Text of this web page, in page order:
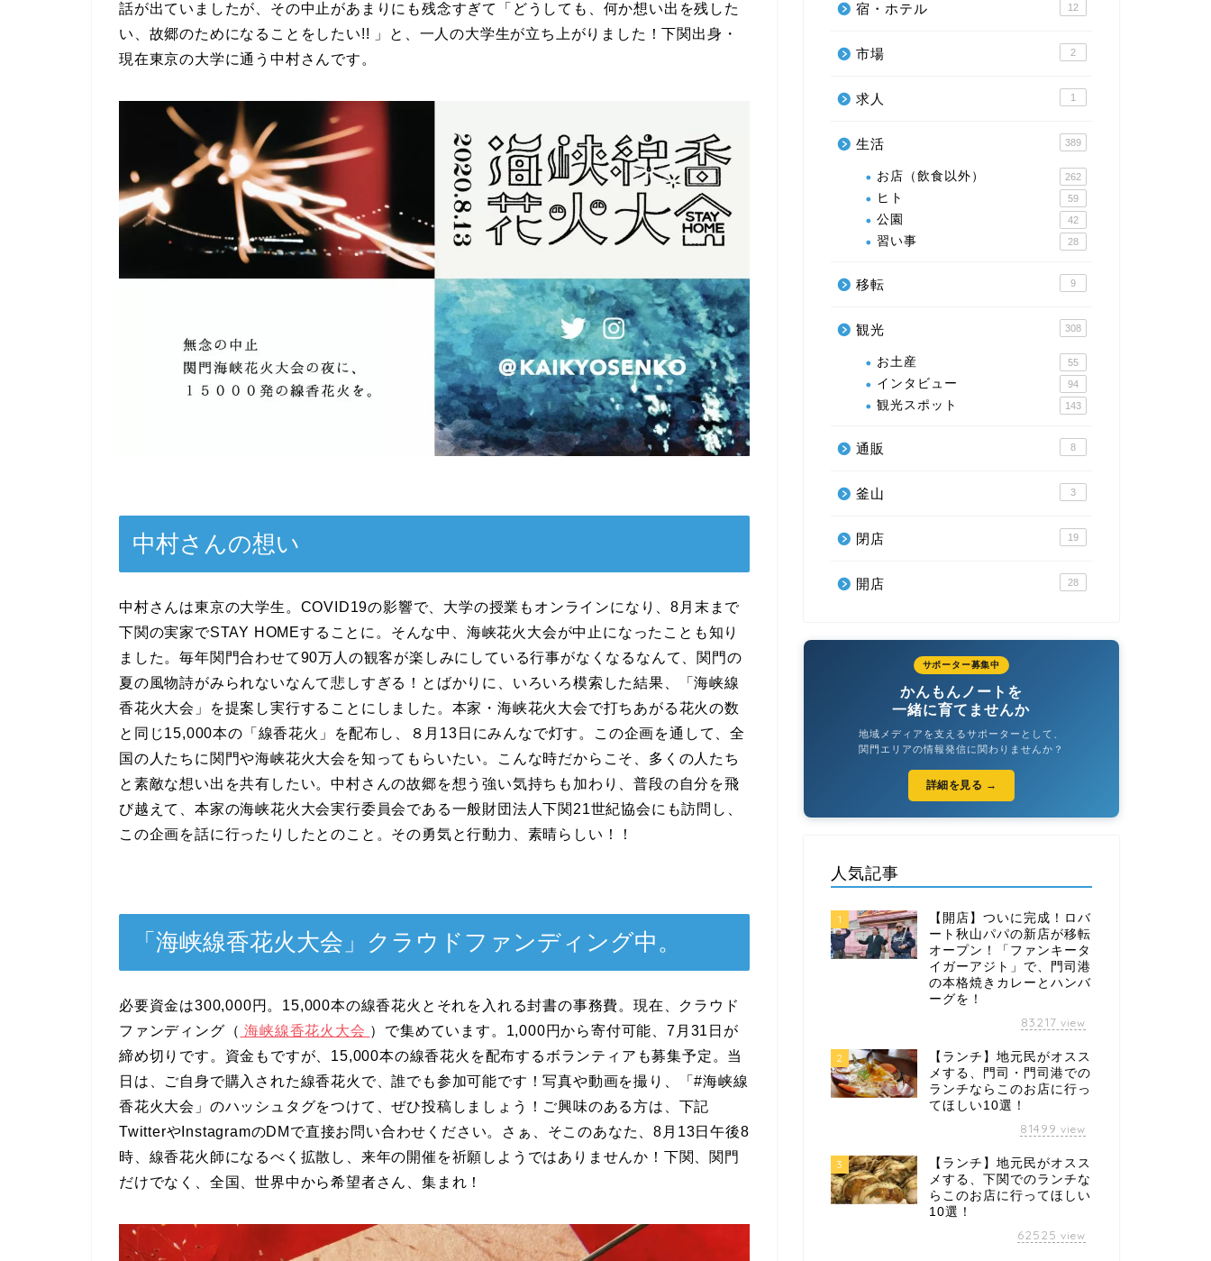
話が出ていましたが、その中止があまりにも残念すぎて「どうしても、何か想い出を残した
い、故郷のためになることをしたい!! 」と、一人の大学生が立ち上がりました！下関出身・
現在東京の大学に通う中村さんです。
中村さんの想い
中村さんは東京の大学生。COVID19の影響で、大学の授業もオンラインになり、8月末まで
下関の実家でSTAY HOMEすることに。そんな中、海峡花火大会が中止になったことも知り
ました。毎年関門合わせて90万人の観客が楽しみにしている行事がなくなるなんて、関門の
夏の風物詩がみられないなんて悲しすぎる！とばかりに、いろいろ模索した結果、「海峡線
香花火大会」を提案し実行することにしました。本家・海峡花火大会で打ちあがる花火の数
と同じ15,000本の「線香花火」を配布し、８月13日にみんなで灯す。この企画を通して、全
国の人たちに関門や海峡花火大会を知ってもらいたい。こんな時だからこそ、多くの人たち
と素敵な想い出を共有したい。中村さんの故郷を想う強い気持ちも加わり、普段の自分を飛
び越えて、本家の海峡花火大会実行委員会である一般財団法人下関21世紀協会にも訪問し、
この企画を話に行ったりしたとのこと。その勇気と行動力、素晴らしい！！
「海峡線香花火大会」クラウドファンディング中。
必要資金は300,000円。15,000本の線香花火とそれを入れる封書の事務費。現在、クラウド
ファンディング（ 海峡線香花火大会 ）で集めています。1,000円から寄付可能、7月31日が
締め切りです。資金もですが、15,000本の線香花火を配布するボランティアも募集予定。当
日は、ご自身で購入された線香花火で、誰でも参加可能です！写真や動画を撮り、「#海峡線
香花火大会」のハッシュタグをつけて、ぜひ投稿しましょう！ご興味のある方は、下記
TwitterやInstagramのDMで直接お問い合わせください。さぁ、そこのあなた、8月13日午後8
時、線香花火師になるべく拡散し、来年の開催を祈願しようではありませんか！下関、関門
だけでなく、全国、世界中から希望者さん、集まれ！
宿・ホテル 12
市場 2
求人 1
生活 389
お店（飲食以外） 262
ヒト 59
公園 42
習い事 28
移転 9
観光 308
お土産 55
インタビュー 94
観光スポット 143
通販 8
釜山 3
閉店 19
開店 28
サポーター募集中
かんもんノートを
一緒に育てませんか
地域メディアを支えるサポーターとして、
関門エリアの情報発信に関わりませんか？
詳細を見る →
人気記事
1
【開店】ついに完成！ロバ
ート秋山パパの新店が移転
オープン！「ファンキータ
イガーアジト」で、門司港
の本格焼きカレーとハンバ
ーグを！
83217 view
2
【ランチ】地元民がオスス
メする、門司・門司港での
ランチならこのお店に行っ
てほしい10選！
81499 view
3
【ランチ】地元民がオスス
メする、下関でのランチな
らこのお店に行ってほしい
10選！
62525 view